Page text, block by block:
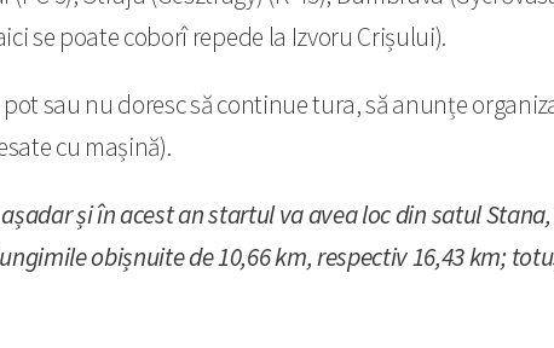
se poate coborî repede la Izvoru Crișului).
sau nu doresc să continue tura, să anunțe
cu mașină).
și în acest an startul va avea loc din satul
obișnuite de 10,66 km, respectiv 16,43 km;